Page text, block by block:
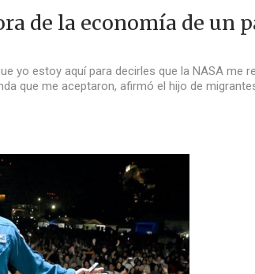
de la economía de un
yo estoy aquí para decirles que la NASA
que me aceptaron, afirmó el hijo de